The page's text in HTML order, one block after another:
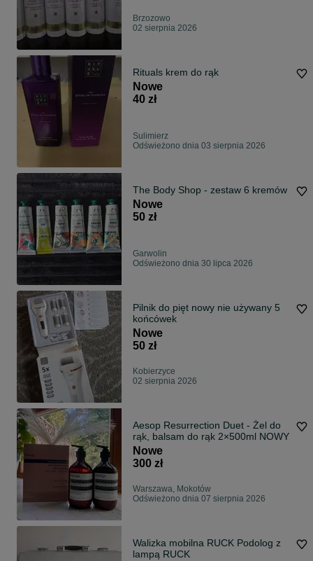
Brzozowo
02 sierpnia 2026
Rituals krem do rąk
Nowe
40 zł
Sulimierz
Odświeżono dnia 03 sierpnia 2026
The Body Shop - zestaw 6 kremów
Nowe
50 zł
Garwolin
Odświeżono dnia 30 lipca 2026
Pilnik do pięt nowy nie używany 5
końcówek
Nowe
50 zł
Kobierzyce
02 sierpnia 2026
Aesop Resurrection Duet - Żel do
rąk, balsam do rąk 2×500ml NOWY
Nowe
300 zł
Warszawa, Mokotów
Odświeżono dnia 07 sierpnia 2026
Walizka mobilna RUCK Podolog z
lampą RUCK